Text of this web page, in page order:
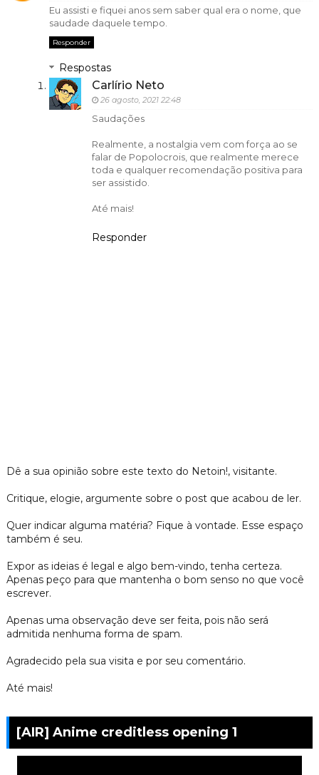
Eu assisti e fiquei anos sem saber qual era o nome, que
saudade daquele tempo.
Responder
Respostas
Carlírio Neto
26 agosto, 2021 22:48
Saudações
Realmente, a nostalgia vem com força ao se
falar de Popolocrois, que realmente merece
toda e qualquer recomendação positiva para
ser assistido.
Até mais!
Responder
Dê a sua opinião sobre este texto do Netoin!, visitante.
Critique, elogie, argumente sobre o post que acabou de ler.
Quer indicar alguma matéria? Fique à vontade. Esse espaço
também é seu.
Expor as ideias é legal e algo bem-vindo, tenha certeza.
Apenas peço para que mantenha o bom senso no que você
escrever.
Apenas uma observação deve ser feita, pois não será
admitida nenhuma forma de spam.
Agradecido pela sua visita e por seu comentário.
Até mais!
[AIR] Anime creditless opening 1